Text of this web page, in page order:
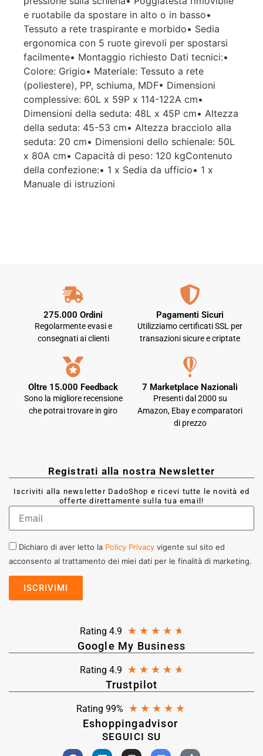
e ruotabile da spostare in alto o in basso•
Tessuto a rete traspirante e morbido• Sedia
ergonomica con 5 ruote girevoli per spostarsi
facilmente• Montaggio richiesto Dati tecnici:•
Colore: Grigio• Materiale: Tessuto a rete
(poliestere), PP, schiuma, MDF• Dimensioni
complessive: 60L x 59P x 114-122A cm•
Dimensioni della seduta: 48L x 45P cm• Altezza
della seduta: 45-53 cm• Altezza bracciolo alla
seduta: 20 cm• Dimensioni dello schienale: 50L
x 80A cm• Capacità di peso: 120 kgContenuto
della confezione:• 1 x Sedia da ufficio• 1 x
Manuale di istruzioni
275.000 Ordini
Regolarmente evasi e
consegnati ai clienti
Pagamenti Sicuri
Utilizziamo certificati SSL per
transazioni sicure e criptate
Oltre 15.000 Feedback
Sono la migliore recensione
che potrai trovare in giro
7 Marketplace Nazionali
Presenti dal 2000 su
Amazon, Ebay e comparatori
di prezzo
Registrati alla nostra Newsletter
Iscriviti alla newsletter DadoShop e ricevi tutte le novità ed
offerte direttamente sulla tua email!
Dichiaro di aver letto la Policy Privacy vigente sul sito ed
acconsento al trattamento dei miei dati per le finalità di marketing.
Rating 4.9 ★ ★ ★ ★ ★
Google My Business
Rating 4.9 ★ ★ ★ ★ ★
Trustpilot
Rating 99% ★ ★ ★ ★ ★
Eshoppingadvisor
SEGUICI SU